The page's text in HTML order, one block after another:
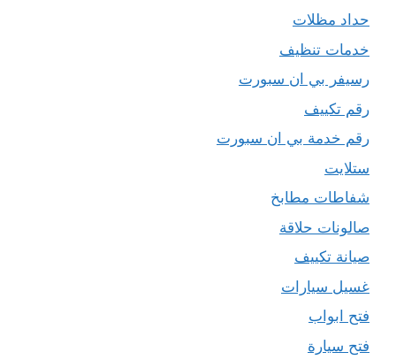
حداد مظلات
خدمات تنظيف
رسيفر بي ان سبورت
رقم تكييف
رقم خدمة بي ان سبورت
ستلايت
شفاطات مطابخ
صالونات حلاقة
صيانة تكييف
غسيل سيارات
فتح ابواب
فتح سيارة